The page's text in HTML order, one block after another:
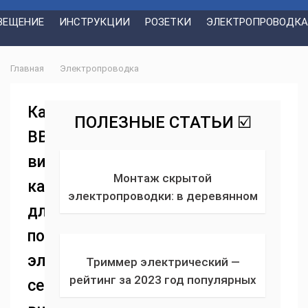
ИНСТРУКЦИИ РОЗЕТКИ ЭЛЕКТРОПРОВОДКА
Главная Электропроводка
Кабель
ВВГ:
виды
кабеля
для
построения
электрических
сетей
ПОЛЕЗНЫЕ СТАТЬИ ☑️
Монтаж скрытой
электропроводки: в деревянном
Триммер электрический —
рейтинг за 2023 год популярных